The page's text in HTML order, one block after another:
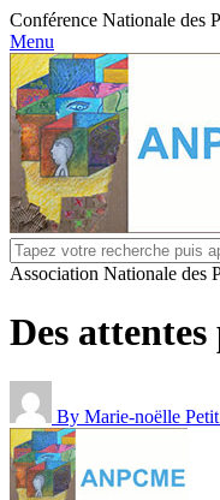
Conférence Nationale des
Menu
Association Nationale des
Des
By Marie-noëlle Petit